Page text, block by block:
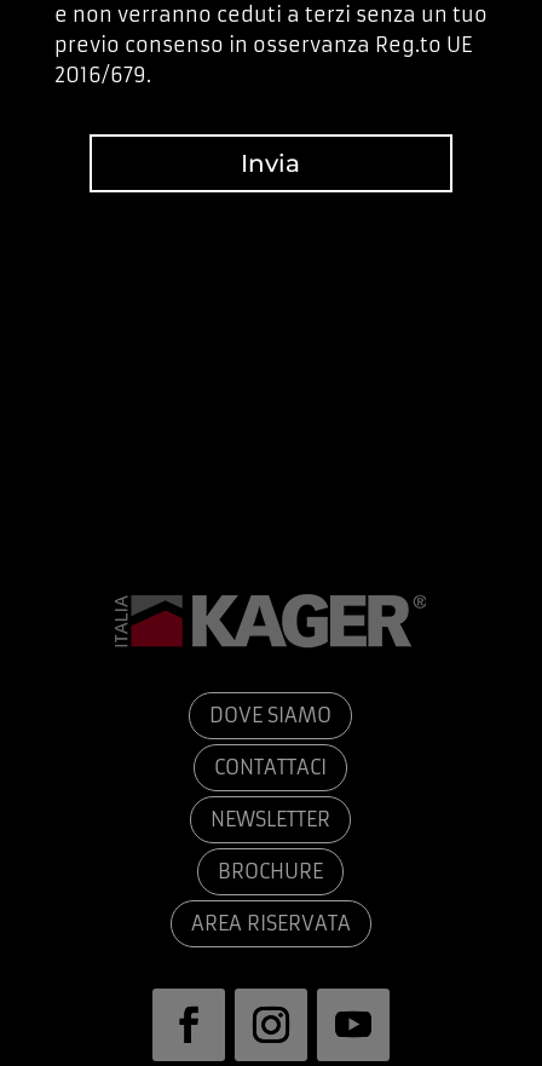
e non verranno ceduti a terzi senza un tuo
previo consenso in osservanza Reg.to UE
2016/679.
DOVE SIAMO
CONTATTACI
NEWSLETTER
BROCHURE
AREA RISERVATA